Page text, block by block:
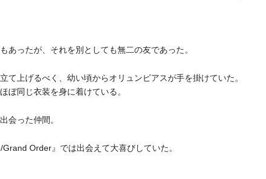
ったが、それを別としても無二の友であった。
上げるべく、幼い頃からオリュンピアスが手を掛けていた。
ぼ同じ衣装を身に着けている。
会った仲間。
Order』では出会えて大喜びしていた。